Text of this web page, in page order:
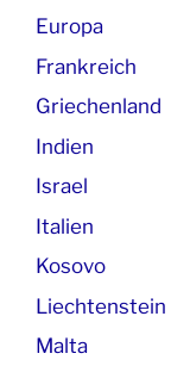
Europa
Frankreich
Griechenland
Indien
Israel
Italien
Kosovo
Liechtenstein
Malta